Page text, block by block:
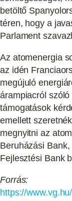
betöltő
téren, hogy a
Parlament
Az atomenergia
az idén
megújuló
árampiacról
támogatások
emellett
megnyitni az
Beruházási
Fejlesztési Bank
Forrás:
https://